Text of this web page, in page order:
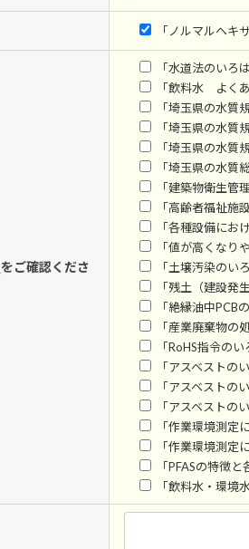
「ノルマルヘキ
をご確認くださ
「水道法のいろは
「飲料水 よく
「埼玉県の水質
「埼玉県の水質
「埼玉県の水質
「埼玉県の水質
「建築物衛生管
「高齢者福祉施
「各種設備にお
「値が高くなり
「土壌汚染のいろ
「残土（建設発
「絶縁油中PCB
「産業廃棄物の
「RoHS指令のい
「アスベストの
「アスベストの
「アスベストの
「作業環境測定
「作業環境測定
「PFASの特徴
「飲料水・環境